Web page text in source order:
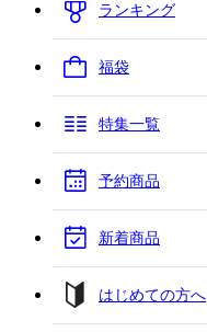
ランキング
福袋
特集一覧
予約商品
新着商品
はじめての方へ